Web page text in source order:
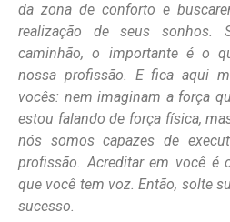
da zona de conforto e
realização de seus
caminhão, o importante é o
nossa profissão. E fica aqui
vocês: nem imaginam a força
estou falando de força física,
nós somos capazes de
profissão. Acreditar em você é
que você tem voz. Então, solte
sucesso.